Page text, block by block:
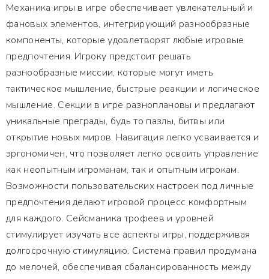
Механика игры в игре обеспечивает увлекательный и
фановых элементов, интегрирующий разнообразные
компоненты, которые удовлетворят любые игровые
предпочтения. Игроку предстоит решать
разнообразные миссии, которые могут иметь
тактическое мышление, быстрые реакции и логическое
мышление. Секции в игре разноплановы и предлагают
уникальные преграды, будь то пазлы, битвы или
открытие новых миров. Навигация легко усваивается и
эргономичен, что позволяет легко освоить управление
как неопытным игроманам, так и опытным игрокам.
Возможности пользовательских настроек под личные
предпочтения делают игровой процесс комфортным
для каждого. Сейсманика трофеев и уровней
стимулирует изучать все аспекты игры, поддерживая
долгосрочную стимуляцию. Система правил продумана
до мелочей, обеспечивая сбалансированность между